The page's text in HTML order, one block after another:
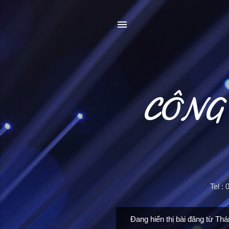
Tel :
Đang hiển thị bài đăng từ